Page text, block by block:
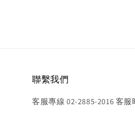
聯繫我們
客服專線 02-2885-2016 客